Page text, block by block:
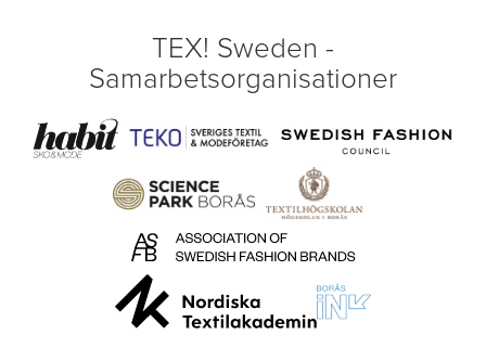
TEX! Sweden -
Samarbetsorganisationer